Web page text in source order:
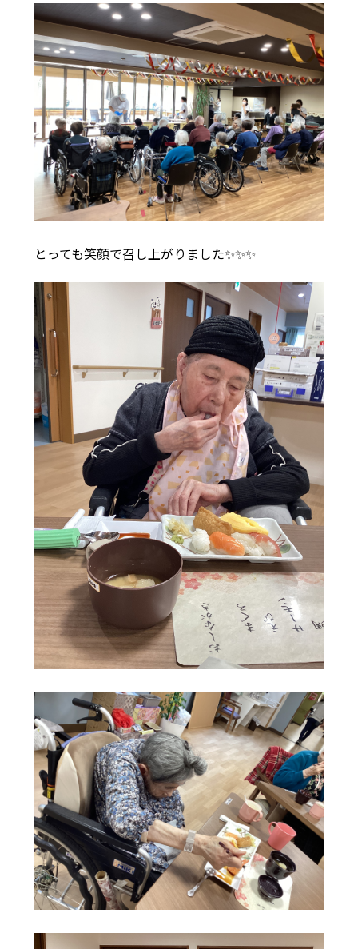
とっても笑顔で召し上がりました✨✨✨